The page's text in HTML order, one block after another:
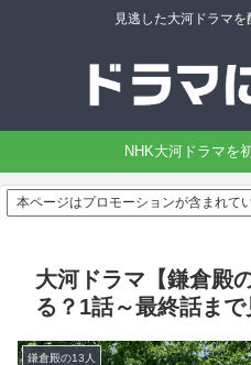
見逃した大河ドラマを
NHK大河ドラマを
本ページはプロモーションが含まれてい
大河ドラマ【鎌倉殿
る？1話～最終話まで
鎌倉殿の13人